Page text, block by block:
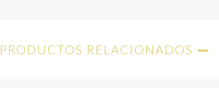
PRODUCTOS RELACIONADOS